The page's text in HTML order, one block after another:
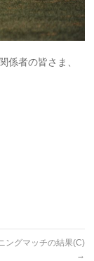
係者の皆さま、
ングマッチの結果(C)
→